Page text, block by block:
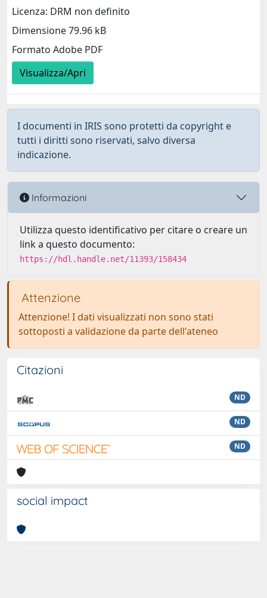
Licenza: DRM non definito
Dimensione 79.96 kB
Formato Adobe PDF
Visualizza/Apri
I documenti in IRIS sono protetti da copyright e
tutti i diritti sono riservati, salvo diversa
indicazione.
Informazioni
Utilizza questo identificativo per citare o creare un
link a questo documento:
https://hdl.handle.net/11393/158434
Attenzione
Attenzione! I dati visualizzati non sono stati
sottoposti a validazione da parte dell'ateneo
Citazioni
ND
ND
ND
social impact